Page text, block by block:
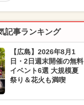
記事ランキング
【広島】2026年8月1
日・2日週末開催の無料
イベント6選 大規模夏
祭り＆花火も満喫